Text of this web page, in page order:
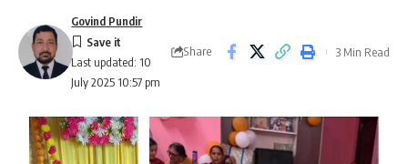
Last updated: 10
July 2025 10:57 pm
Govind Pundir
Share 3 Min Read